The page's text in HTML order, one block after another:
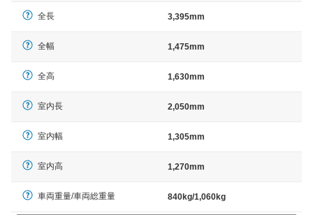
全長 3,395mm
全幅 1,475mm
全高 1,630mm
室内長 2,050mm
室内幅 1,305mm
室内高 1,270mm
車両重量/車両総重量 840kg/1,060kg